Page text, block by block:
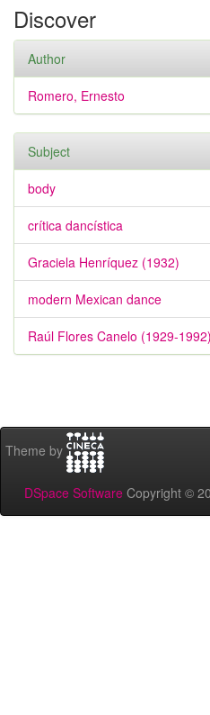
Discover
Author
Romero, Ernesto
Subject
body
crítica dancística
Graciela Henríquez (1932)
modern Mexican dance
Raúl Flores Canelo (1929-1992)
Theme by
DSpace Software Copyright ©